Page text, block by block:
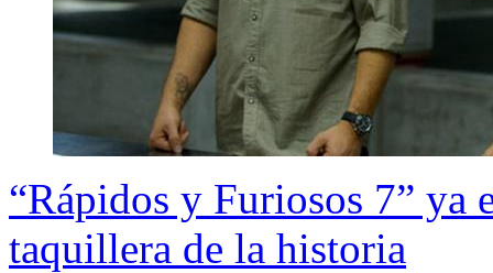
“Rápidos y Furiosos 7” ya
taquillera de la historia